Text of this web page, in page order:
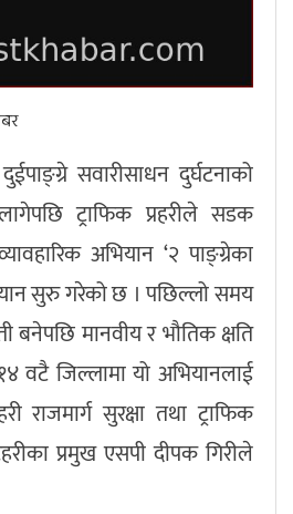
सम्पादकीय
विशेष
संस्कृति साहित्य
ब्लग/रिभ्यु
सवारीसाधन दुर्घटनाको
ट्राफिक प्रहरीले सडक
अभियान ‘२ पाङ्ग्रेका
सुरु गरेको छ । पछिल्लो समय
बनेपछि मानवीय र भौतिक क्षति
वटै जिल्लामा यो अभियानलाई
राजमार्ग सुरक्षा तथा ट्राफिक
प्रमुख एसपी दीपक गिरीले